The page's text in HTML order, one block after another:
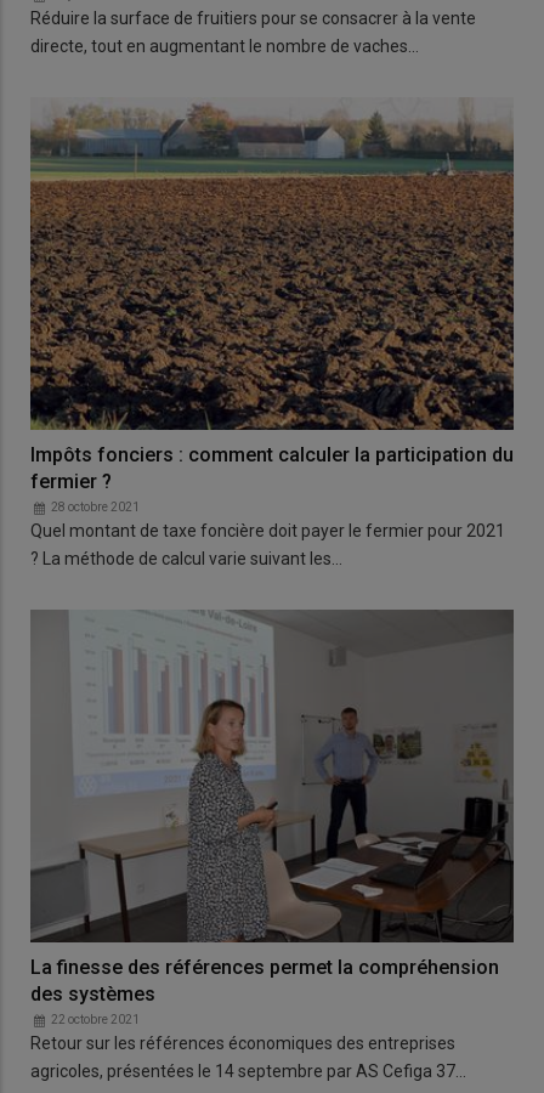
Réduire la surface de fruitiers pour se consacrer à la vente
directe, tout en augmentant le nombre de vaches…
Impôts fonciers : comment calculer la participation du
fermier ?
28 octobre 2021
Quel montant de taxe foncière doit payer le fermier pour 2021
? La méthode de calcul varie suivant les…
La finesse des références permet la compréhension
des systèmes
22 octobre 2021
Retour sur les références économiques des entreprises
agricoles, présentées le 14 septembre par AS Cefiga 37…